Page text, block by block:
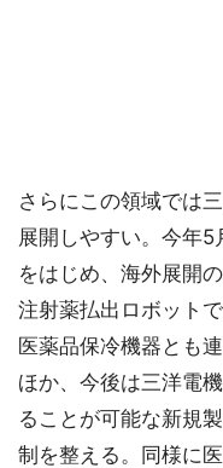
さらにこの領域では
展開しやすい。今年
をはじめ、海外展開
注射薬払出ロボット
医薬品保冷機器とも
ほか、今後は三洋電
ることが可能な新規
制を整える。同様に